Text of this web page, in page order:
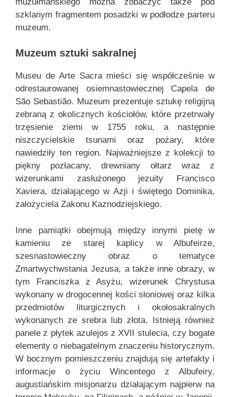
szklanym fragmentem posadzki w podłodze parteru
muzeum.
Muzeum sztuki sakralnej
Museu de Arte Sacra mieści się współcześnie w
odrestaurowanej osiemnastowiecznej Capela de
São Sebastião. Muzeum prezentuje sztukę religijną
zebraną z okolicznych kościołów, które przetrwały
trzęsienie ziemi w 1755 roku, a następnie
niszczycielskie tsunami oraz pożary, które
nawiedziły ten region. Najważniejsze z kolekcji to
piękny pozłacany, drewniany ołtarz wraz z
wizerunkami zasłużonego jezuity Francisco
Xaviera, działającego w Azji i świętego Dominika,
założyciela Zakonu Kaznodziejskiego.
Inne pamiątki obejmują między innymi pietę w
kamieniu ze starej kaplicy w Albufeirze,
szesnastowieczny obraz o tematyce
Zmartwychwstania Jezusa, a także inne obrazy, w
tym Franciszka z Asyżu, wizerunek Chrystusa
wykonany w drogocennej kości słoniowej oraz kilka
przedmiotów liturgicznych i okołosakralnych
wykonanych ze srebra lub złota. Istnieją również
panele z płytek azulejos z XVII stulecia, czy bogate
elementy o niebagatelnym znaczeniu historycznym.
W bocznym pomieszczeniu znajdują się artefakty i
informacje o życiu Wincentego z Albufeiry,
augustiańskim misjonarzu działającym najpierw na